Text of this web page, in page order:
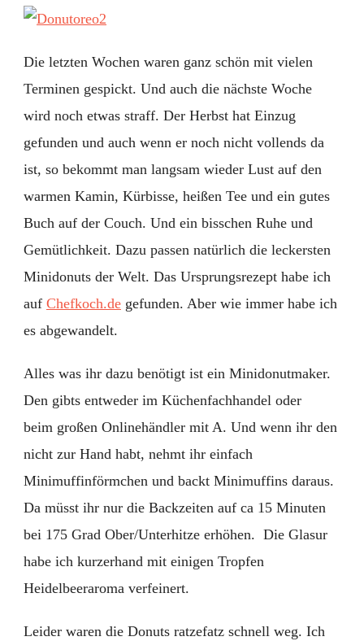
Die letzten Wochen waren ganz schön mit vielen
Terminen gespickt. Und auch die nächste Woche
wird noch etwas straff. Der Herbst hat Einzug
gefunden und auch wenn er noch nicht vollends da
ist, so bekommt man langsam wieder Lust auf den
warmen Kamin, Kürbisse, heißen Tee und ein gutes
Buch auf der Couch. Und ein bisschen Ruhe und
Gemütlichkeit. Dazu passen natürlich die leckersten
Minidonuts der Welt. Das Ursprungsrezept habe ich
auf Chefkoch.de gefunden. Aber wie immer habe ich
es abgewandelt.
Alles was ihr dazu benötigt ist ein Minidonutmaker.
Den gibts entweder im Küchenfachhandel oder
beim großen Onlinehändler mit A. Und wenn ihr den
nicht zur Hand habt, nehmt ihr einfach
Minimuffinförmchen und backt Minimuffins daraus.
Da müsst ihr nur die Backzeiten auf ca 15 Minuten
bei 175 Grad Ober/Unterhitze erhöhen. Die Glasur
habe ich kurzerhand mit einigen Tropfen
Heidelbeeraroma verfeinert.
Leider waren die Donuts ratzefatz schnell weg. Ich